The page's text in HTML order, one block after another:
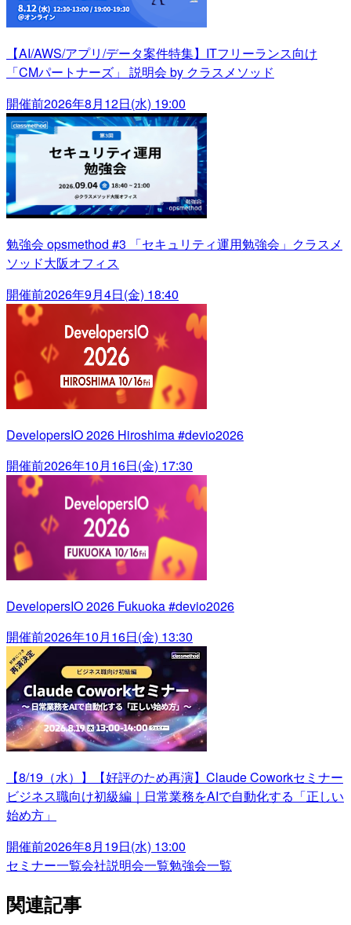
【AI/AWS/アプリ/データ案件特集】ITフリーランス向け
「CMパートナーズ」 説明会 by クラスメソッド
開催前2026年8月12日(水) 19:00
勉強会 opsmethod #3 「セキュリティ運用勉強会」クラスメ
ソッド大阪オフィス
開催前2026年9月4日(金) 18:40
DevelopersIO 2026 Hiroshima #devio2026
開催前2026年10月16日(金) 17:30
DevelopersIO 2026 Fukuoka #devio2026
開催前2026年10月16日(金) 13:30
【8/19（水）】【好評のため再演】Claude Coworkセミナー
ビジネス職向け初級編｜日常業務をAIで自動化する「正しい
始め方」
開催前2026年8月19日(水) 13:00
セミナー一覧会社説明会一覧勉強会一覧
関連記事